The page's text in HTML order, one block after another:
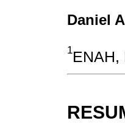
Daniel
1ENAH,